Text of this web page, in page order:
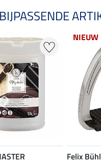
BIJPASSENDE
NIEUW
Felix